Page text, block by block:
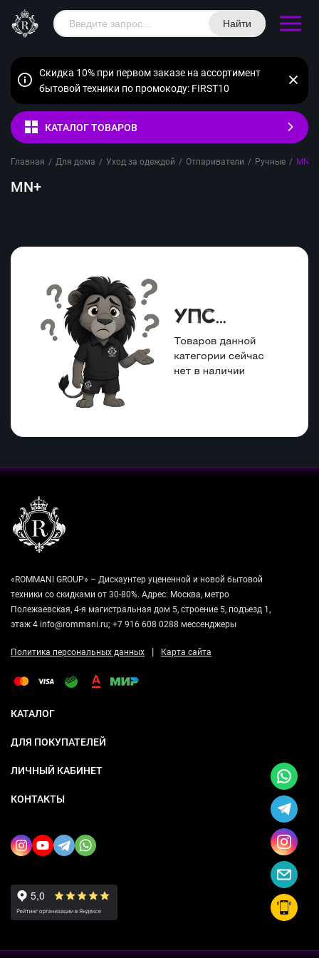
Найти
Скидка 10% при первом заказе на ассортимент
бытовой техники по промокоду: FIRST10
КАТАЛОГ ТОВАРОВ
Главная / Для дома / Уход за одеждой / Отпариватели / Ручные / MN+
MN+
«ROMMANI GROUP» – Дискаунтер уцененной и новой бытовой
техники со скидками от 30-80%. Адрес: Москва, метро
Полежаевская, 4-я магистральная дом 5, строение 5, подъезд 1,
этаж 4 info@rommani.ru; +7 916 608 0288 мессенджеры
Политика персональных данных | Карта сайта
КАТАЛОГ
ДЛЯ ПОКУПАТЕЛЕЙ
ЛИЧНЫЙ КАБИНЕТ
КОНТАКТЫ